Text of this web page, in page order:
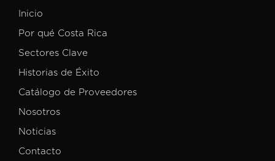
Inicio
Por qué Costa Rica
Sectores Clave
Historias de Éxito
Catálogo de Proveedores
Nosotros
Noticias
Contacto